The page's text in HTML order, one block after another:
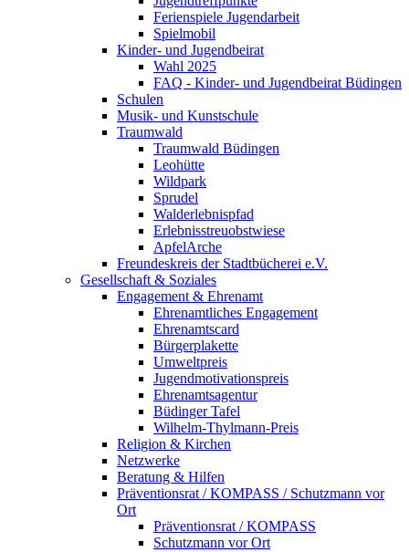
Ferienspiele Jugendarbeit
Spielmobil
Kinder- und Jugendbeirat
Wahl 2025
FAQ - Kinder- und Jugendbeirat Büdingen
Schulen
Musik- und Kunstschule
Traumwald
Traumwald Büdingen
Leohütte
Wildpark
Sprudel
Walderlebnispfad
Erlebnisstreuobstwiese
ApfelArche
Freundeskreis der Stadtbücherei e.V.
Gesellschaft & Soziales
Engagement & Ehrenamt
Ehrenamtliches Engagement
Ehrenamtscard
Bürgerplakette
Umweltpreis
Jugendmotivationspreis
Ehrenamtsagentur
Büdinger Tafel
Wilhelm-Thylmann-Preis
Religion & Kirchen
Netzwerke
Beratung & Hilfen
Präventionsrat / KOMPASS / Schutzmann vor
Ort
Präventionsrat / KOMPASS
Schutzmann vor Ort